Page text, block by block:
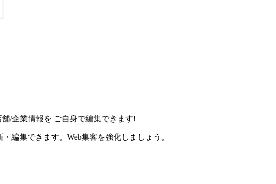
舗/企業情報を ご自身で編集できます!
編集できます。Web集客を強化しましょう。